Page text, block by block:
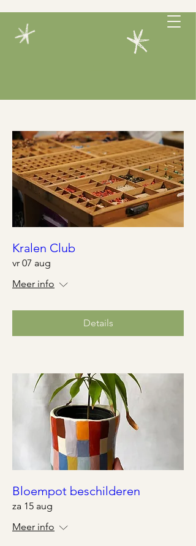
Kralen Club
vr 07 aug
Meer info
Details
Bloempot beschilderen
za 15 aug
Meer info